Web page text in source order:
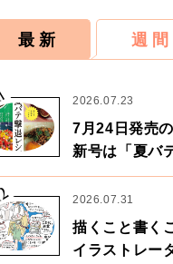
最 新 週 間
2026.07.23
7月24日発売
新号は「夏バ
2026.07.31
描くこと書く
イラストレー